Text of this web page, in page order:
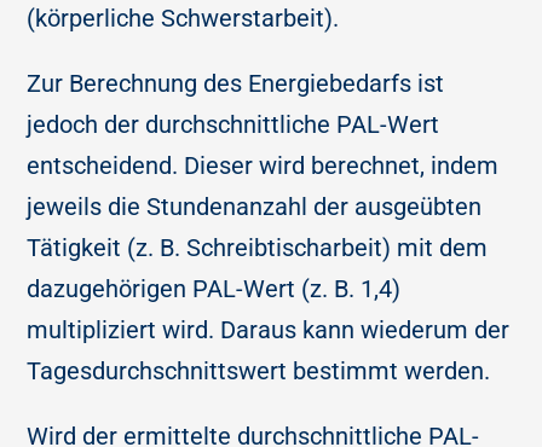
(körperliche Schwerstarbeit).
Zur Berechnung des Energiebedarfs ist
jedoch der durchschnittliche PAL-Wert
entscheidend. Dieser wird berechnet, indem
jeweils die Stundenanzahl der ausgeübten
Tätigkeit (z. B. Schreibtischarbeit) mit dem
dazugehörigen PAL-Wert (z. B. 1,4)
multipliziert wird. Daraus kann wiederum der
Tagesdurchschnittswert bestimmt werden.
Wird der ermittelte durchschnittliche PAL-